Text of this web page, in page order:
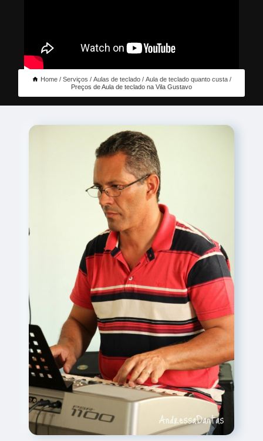
Home Serviços Aulas de teclado
Aula de teclado quanto custa
Preços de Aula de teclado na Vila Gustavo